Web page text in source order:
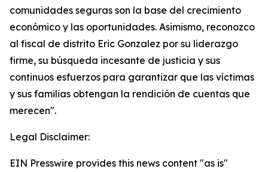
comunidades seguras son la base del crecimiento
económico y las oportunidades. Asimismo, reconozco
al fiscal de distrito Eric Gonzalez por su liderazgo
firme, su búsqueda incesante de justicia y sus
continuos esfuerzos para garantizar que las víctimas
y sus familias obtengan la rendición de cuentas que
merecen".
Legal Disclaimer:
EIN Presswire provides this news content "as is"